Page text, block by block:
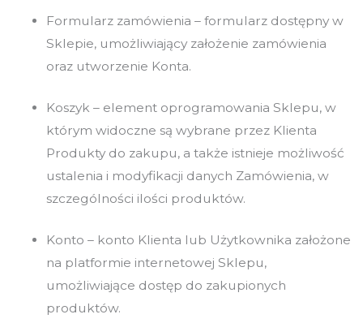
Formularz zamówienia – formularz dostępny w
Sklepie, umożliwiający założenie zamówienia
oraz utworzenie Konta.
Koszyk – element oprogramowania Sklepu, w
którym widoczne są wybrane przez Klienta
Produkty do zakupu, a także istnieje możliwość
ustalenia i modyfikacji danych Zamówienia, w
szczególności ilości produktów.
Konto – konto Klienta lub Użytkownika założone
na platformie internetowej Sklepu,
umożliwiające dostęp do zakupionych
produktów.